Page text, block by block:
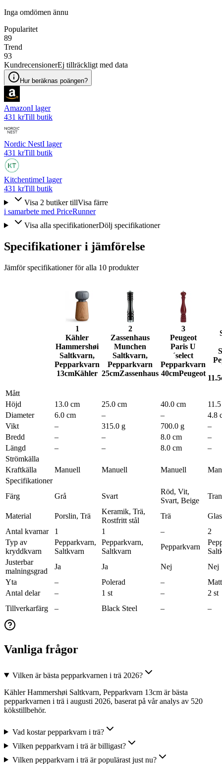
Inga omdömen ännu
Popularitet
89
Trend
93
KundrecensionerEj tillräckligt med data
Hur beräknas poängen?
AmazonI lager
431 krTill butik
Nordic NestI lager
431 krTill butik
KitchentimeI lager
431 krTill butik
Visa 2 butiker tillVisa färre
i samarbete med PriceRunner
Visa alla specifikationerDölj specifikationer
Specifikationer i jämförelse
Jämför specifikationer för alla 10 produkter
1
Kähler
Hammershøi
Saltkvarn,
Pepparkvarn
13cmKähler
2
Zassenhaus
Munchen
Saltkvarn,
Pepparkvarn
25cmZassenhaus
3
Peugeot
Paris U
´select
Pepparkvarn
40cmPeugeot
Mått
Höjd
13.0 cm 25.0 cm 40.0 cm
Diameter
6.0 cm – –
4.8
Vikt
– 315.0 g 700.0 g
–
Bredd
– – 8.0 cm
–
Längd
– – 8.0 cm
–
Strömkälla
Kraftkälla
Manuell Manuell Manuell
Specifikationer
Färg
Grå Svart
Röd, Vit,
Svart, Beige
Material Porslin, Trä
Keramik, Trä,
Rostfritt stål
Trä
Antal kvarnar
1 1 –
2
Typ av
kryddkvarn
Pepparkvarn,
Saltkvarn
Pepparkvarn,
Saltkvarn
Pepparkvarn
Justerbar
malningsgrad
Ja Ja Nej
Nej
Yta
– Polerad –
Matt
Antal delar
– 1 st –
2 st
Tillverkarfärg
– Black Steel – –
Vanliga frågor
Vilken är bästa pepparkvarnen i trä 2026?
Kähler Hammershøi Saltkvarn, Pepparkvarn 13cm är bästa
pepparkvarnen i trä i augusti 2026, baserat på vår analys av 520
kökstillbehör.
Vad kostar pepparkvarn i trä?
Vilken pepparkvarn i trä är billigast?
Vilken pepparkvarn i trä är populärast just nu?